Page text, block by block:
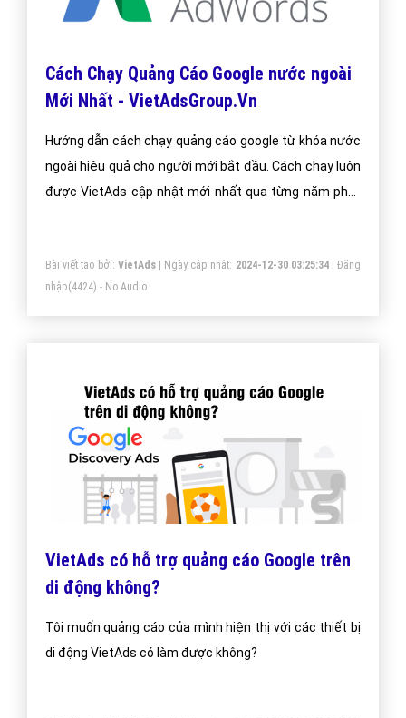
Cách Chạy Quảng Cáo Google nước ngoài
Mới Nhất - VietAdsGroup.Vn
Hướng dẫn cách chạy quảng cáo google từ khóa nước
ngoài hiệu quả cho người mới bắt đầu. Cách chạy luôn
được VietAds cập nhật mới nhất qua từng năm phát
Bài viết tạo bởi: VietAds| Ngày cập nhật: 2024-12-30 03:25:34|Đăng
nhập(4424) - No Audio
VietAds có hỗ trợ quảng cáo Google trên
di động không?
Tôi muốn quảng cáo của mình hiện thị với các thiết bị
di động VietAds có làm được không?